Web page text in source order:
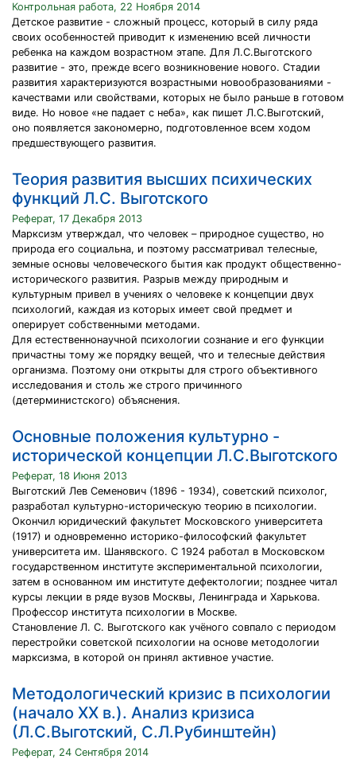
Контрольная работа, 22 Ноября 2014
Детское развитие - сложный процесс, который в силу ряда
своих особенностей приводит к изменению всей личности
ребенка на каждом возрастном этапе. Для Л.С.Выготского
развитие - это, прежде всего возникновение нового. Стадии
развития характеризуются возрастными новообразованиями -
качествами или свойствами, которых не было раньше в готовом
виде. Но новое «не падает с неба», как пишет Л.С.Выготский,
оно появляется закономерно, подготовленное всем ходом
предшествующего развития.
Теория развития высших психических
функций Л.С. Выготского
Реферат, 17 Декабря 2013
Марксизм утверждал, что человек – природное существо, но
природа его социальна, и поэтому рассматривал телесные,
земные основы человеческого бытия как продукт общественно-
исторического развития. Разрыв между природным и
культурным привел в учениях о человеке к концепции двух
психологий, каждая из которых имеет свой предмет и
оперирует собственными методами.
Для естественнонаучной психологии сознание и его функции
причастны тому же порядку вещей, что и телесные действия
организма. Поэтому они открыты для строго объективного
исследования и столь же строго причинного
(детерминистского) объяснения.
Основные положения культурно -
исторической концепции Л.С.Выготского
Реферат, 18 Июня 2013
Выготский Лев Семенович (1896 - 1934), советский психолог,
разработал культурно-историческую теорию в психологии.
Окончил юридический факультет Московского университета
(1917) и одновременно историко-философский факультет
университета им. Шанявского. С 1924 работал в Московском
государственном институте экспериментальной психологии,
затем в основанном им институте дефектологии; позднее читал
курсы лекции в ряде вузов Москвы, Ленинграда и Харькова.
Профессор института психологии в Москве.
Становление Л. С. Выготского как учёного совпало с периодом
перестройки советской психологии на основе методологии
марксизма, в которой он принял активное участие.
Методологический кризис в психологии
(начало XX в.). Анализ кризиса
(Л.С.Выготский, С.Л.Рубинштейн)
Реферат, 24 Сентября 2014